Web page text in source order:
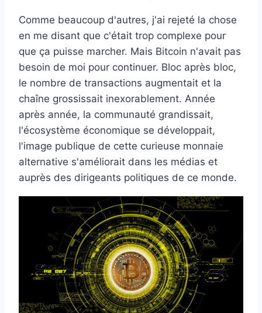
Comme beaucoup d'autres, j'ai rejeté la chose
en me disant que c'était trop complexe pour
que ça puisse marcher. Mais Bitcoin n'avait pas
besoin de moi pour continuer. Bloc après bloc,
le nombre de transactions augmentait et la
chaîne grossissait inexorablement. Année
après année, la communauté grandissait,
l'écosystème économique se développait,
l'image publique de cette curieuse monnaie
alternative s'améliorait dans les médias et
auprès des dirigeants politiques de ce monde.